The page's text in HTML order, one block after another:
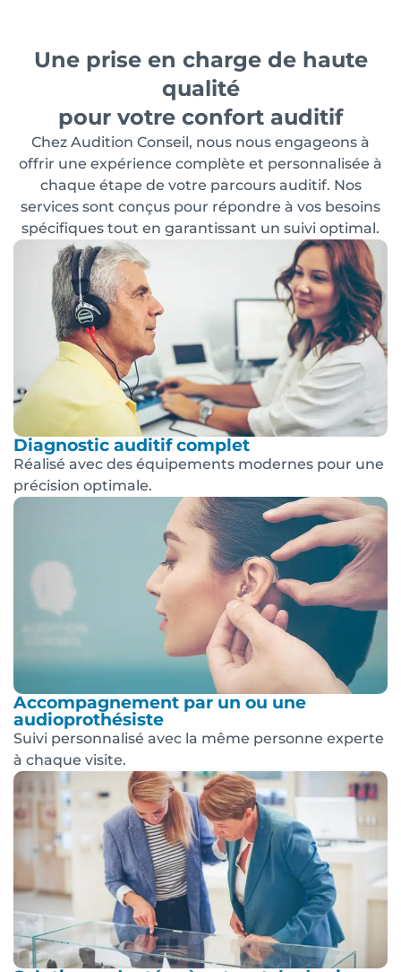
Une prise en charge de haute
qualité
pour votre confort auditif
Chez Audition Conseil, nous nous engageons à
offrir une expérience complète et personnalisée à
chaque étape de votre parcours auditif. Nos
services sont conçus pour répondre à vos besoins
spécifiques tout en garantissant un suivi optimal.
Diagnostic auditif complet
Réalisé avec des équipements modernes pour une
précision optimale.
Accompagnement par un ou une
audioprothésiste
Suivi personnalisé avec la même personne experte
à chaque visite.